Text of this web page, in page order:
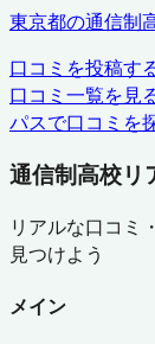
東京都の通信制
口コミを投稿す
口コミ一覧を見
パスで口コミを
通信制高校リ
リアルな口コミ
見つけよう
メイン